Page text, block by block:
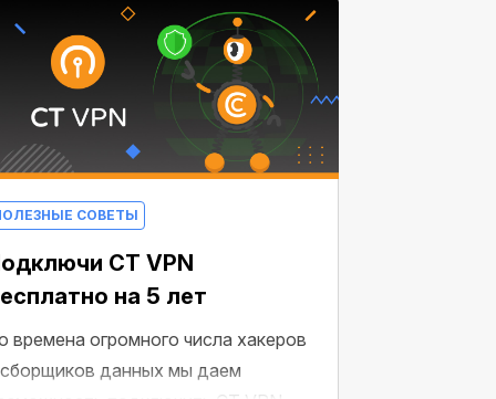
в это верим, наблюдая, как
вырос на 70% с начала 2021
СОВЕТЫ
CT VPN
на 5 лет
времена огромного числа хакеров
данных мы даем